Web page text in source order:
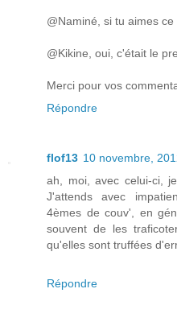
@Naminé, si tu aimes
@Kikine, oui, c'était le
Merci pour vos
Répondre
flof13 10 novembre,
ah, moi, avec celui-ci,
J'attends avec
4èmes de couv', en
souvent de les
qu'elles sont truffées
Répondre